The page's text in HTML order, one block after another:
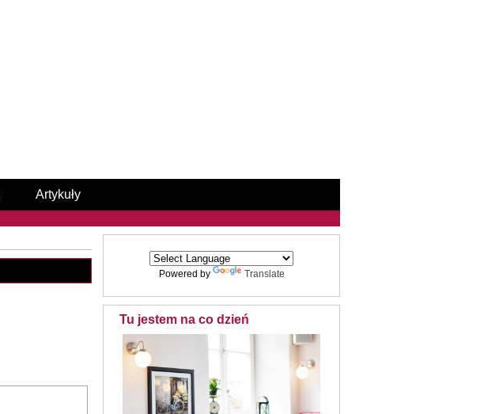
Artykuły
Powered by Translate
Tu jestem na co dzień